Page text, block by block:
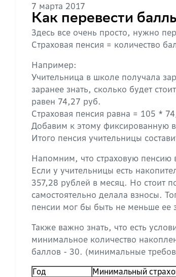
7 марта 2017
Как перевести
Здесь все очень просто, нужно
Страховая пенсия = количество
Например:
Учительница в школе получала
заранее знать, сколько будет
равен 74,27 руб.
Страховая пенсия равна = 105 *
Добавим к этому фиксированную
Итого пенсия учительницы
Напомним, что страховую
Если у учительницы есть
357,28 рублей в месяц. Но стоит
самостоятельно делала взносы.
пенсии мог бы быть не меньше ее
Также важно знать, что есть
минимальное количество
баллов - 30. (минимальные
Год Минимальный